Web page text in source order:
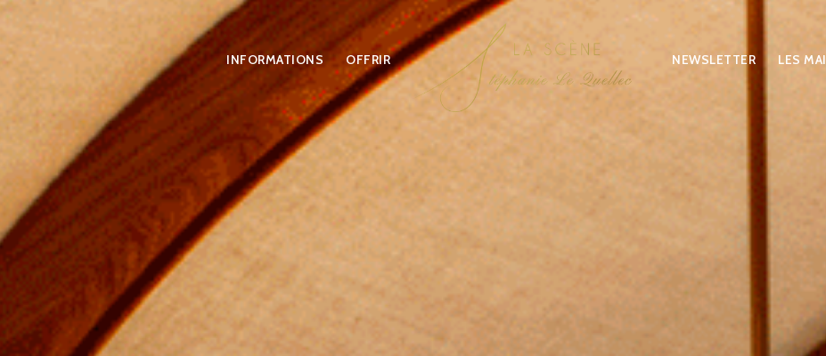
INFORMATIONS OFFRIR NEWSLETTER LES